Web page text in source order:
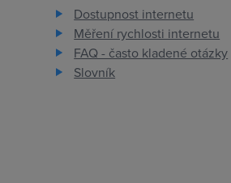
Dostupnost internetu
Měření rychlosti internetu
FAQ - často kladené otázky
Slovník